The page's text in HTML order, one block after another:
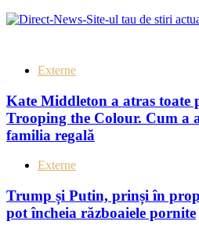
Externe
Kate Middleton a atras toate
Trooping the Colour. Cum a
familia regală
Externe
Trump și Putin, prinși în
pot încheia războaiele pornite